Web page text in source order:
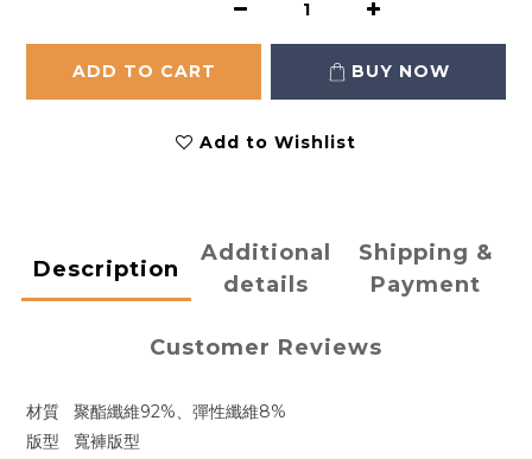
ADD TO CART BUY NOW
Add to Wishlist
Description
Additional
details
Shipping &
Payment
Customer Reviews
材質
聚酯纖維92%、彈性纖維8%
版型
寬褲版型